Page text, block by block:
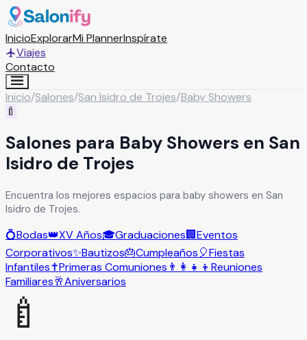
InicioExplorarMi PlannerInspírate
Viajes
Contacto
Inicio/Salones/San Isidro de Trojes/Baby Showers
🍼
Salones para Baby Showers en San
Isidro de Trojes
Encuentra los mejores espacios para baby showers en San
Isidro de Trojes.
💍Bodas👑XV Años🎓Graduaciones🏢Eventos
Corporativos✨Bautizos🎂Cumpleaños🎈Fiestas
Infantiles✝️Primeras Comuniones 👨‍👩‍👧‍👦 Reuniones
Familiares🥂Aniversarios
🍼